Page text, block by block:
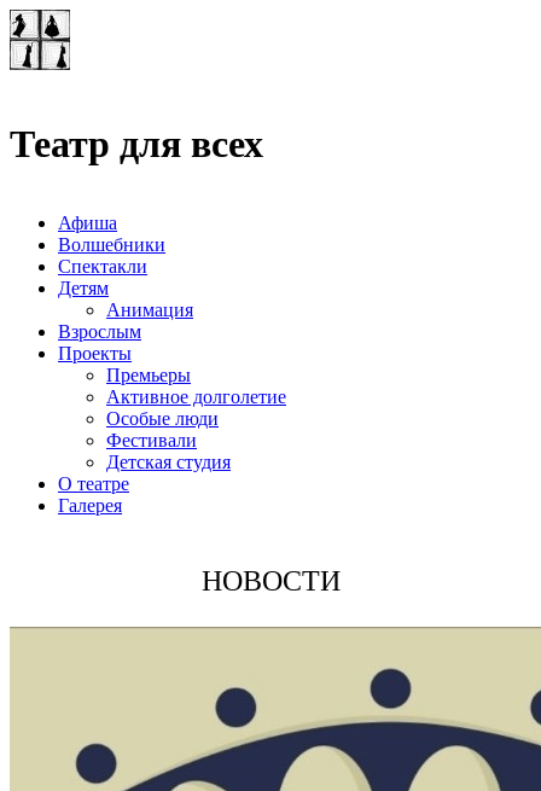
Театр для всех
Афиша
Волшебники
Спектакли
Детям
Анимация
Взрослым
Проекты
Премьеры
Активное долголетие
Особые люди
Фестивали
Детская студия
О театре
Галерея
НОВОСТИ